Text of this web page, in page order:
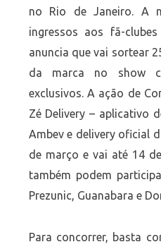
no Rio de Janeiro. A
ingressos aos fã-
anuncia que vai sortear
da marca no show
exclusivos. A ação de
Zé Delivery – aplicativo
Ambev e delivery oficial
de março e vai até 14
também podem
Prezunic, Guanabara e
Para concorrer, basta